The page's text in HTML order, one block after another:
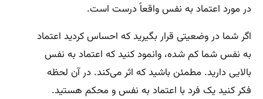
در مورد اعتماد به نفس واقعاً درست است.
اگر شما در وضعیتی قرار بگیرید که احساس کردید اعتماد
به نفس شما کم شده، وانمود کنید که اعتماد به نفس
بالایی دارید. مطمئن باشید که اثر می‌کند. در آن لحظه
فکر کنید یک فرد با اعتماد به نفس و محکم هستید.